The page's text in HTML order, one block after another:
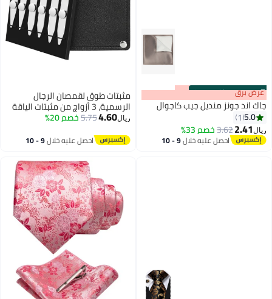
00m:00s
·باقي 100% عرض برق
جاك اند جونز منديل جيب كاجوال
5.0
1
ريال 2.41
3.62خصم 33%
احصل عليه خلال 9 - 10
مثبتات طوق لقمصان الرجال
الرسمية، 3 أزواج من مثبتات الياقة
المعدنية، مجموعة مثبتات
مقاسات
ريال4.60
5.75خصم 20%
احصل عليه خلال 9 - 10